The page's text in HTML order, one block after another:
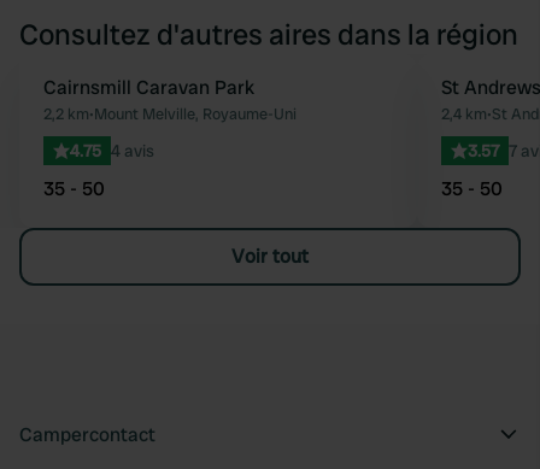
Consultez d'autres aires dans la région
Préféré
Cairnsmill Caravan Park
2,2 km•Mount Melville, Royaume-Uni
4.75 4 avis
35 - 50
St
2,4 km•St
3.57 7
35 - 50
Voir tout
Campercontact